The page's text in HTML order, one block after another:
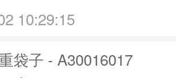
10:29:15
袋子 - A30016017